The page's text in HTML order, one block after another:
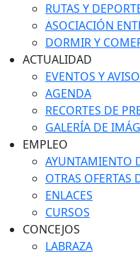
RUTAS Y
ASOCIACIÓN
DORMIR Y
ACTUALIDAD
EVENTOS Y
AGENDA
RECORTES DE
GALERÍA DE
EMPLEO
AYUNTAMIENTO
OTRAS OFERTAS
ENLACES
CURSOS
CONCEJOS
LABRAZA